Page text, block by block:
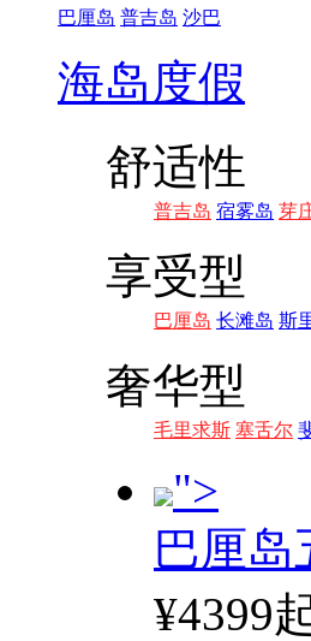
巴厘岛 普吉岛 沙巴
海岛度假
舒适性
普吉岛 宿雾岛 芽
享受型
巴厘岛 长滩岛 斯
奢华型
毛里求斯 塞舌尔
">
巴厘岛
¥4399